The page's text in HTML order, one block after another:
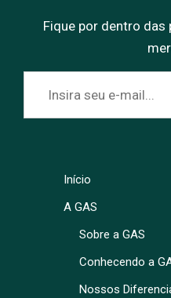
Fique por dentro
Início
A GAS
Sobre a GAS
Conhecendo a
Nossos